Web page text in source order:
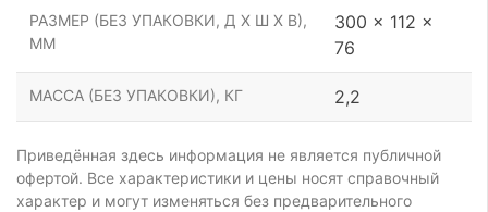
РАЗМЕР (БЕЗ УПАКОВКИ, Д Х Ш Х В),
ММ
300 x 112 x
76
МАССА (БЕЗ УПАКОВКИ), КГ 2,2
Приведённая здесь информация не является публичной
офертой. Все характеристики и цены носят справочный
характер и могут изменяться без предварительного